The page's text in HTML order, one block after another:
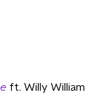
ft. Willy William